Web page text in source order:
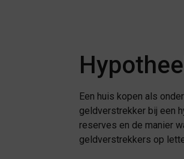
Een huis kopen als
geldverstrekker bij een
reserves en de manier
geldverstrekkers op